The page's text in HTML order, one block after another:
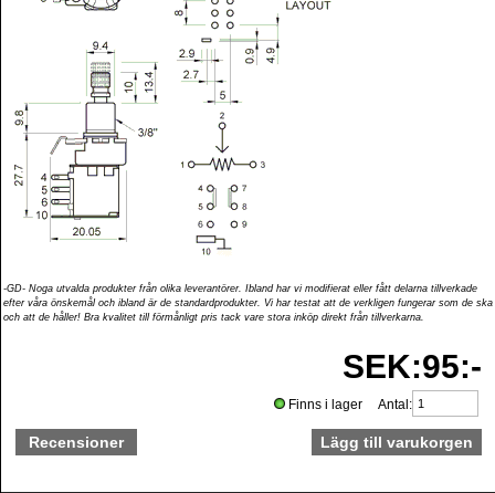
-GD- Noga utvalda produkter från olika leverantörer. Ibland har vi modifierat eller fått delarna tillverkade
efter våra önskemål och ibland är de standardprodukter. Vi har testat att de verkligen fungerar som de ska
och att de håller! Bra kvalitet till förmånligt pris tack vare stora inköp direkt från tillverkarna.
Recensioner
SEK:95:-
Finns i lager Antal: